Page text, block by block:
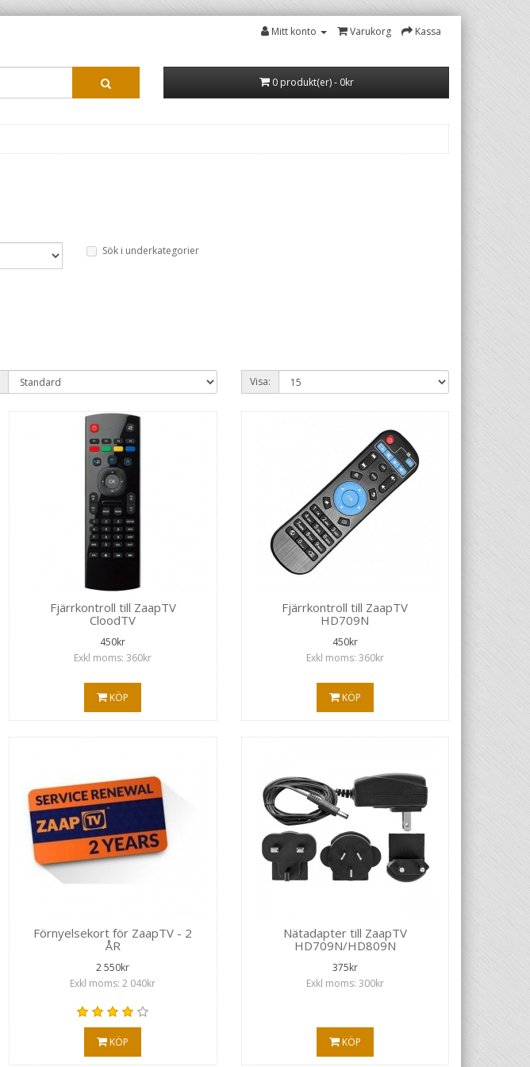
Mitt konto Varukorg Kassa
0 produkt(er) - 0kr
Sök i underkategorier
Visa:
Fjärrkontroll till ZaapTV
CloodTV
450kr
Exkl moms: 360kr
KÖP
Fjärrkontroll till ZaapTV
HD709N
450kr
Exkl moms: 360kr
KÖP
Förnyelsekort för ZaapTV - 2
ÅR
2 550kr
Exkl moms: 2 040kr
KÖP
Nätadapter till ZaapTV
HD709N/HD809N
375kr
Exkl moms: 300kr
KÖP